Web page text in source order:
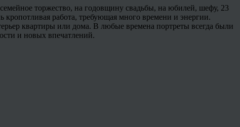
торжество, на годовщину свадьбы, на юбилей, шефу, 23
кропотливая работа, требующая много времени и энергии.
квартиры или дома. В любые времена портреты всегда были
и новых впечатлений.